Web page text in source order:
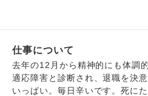
に...本当に辞めることはできるの
り早いスピードで正確な仕事を
した。 ６年という年数に対して、上司や先輩の方々の期待
に応えられる仕事ができておら
事だけでなく日頃の生活や立ち
仕事について
去年の12月から精神的にも体調
適応障害と診断され、退職を決
いっぱい。毎日辛いです。死に